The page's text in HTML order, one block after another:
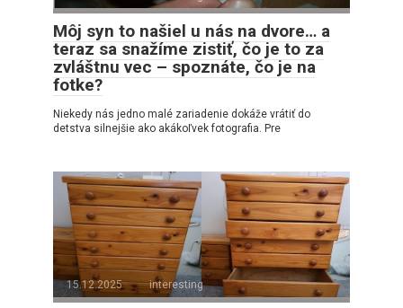
Môj syn to našiel u nás na dvore… a
teraz sa snažíme zistiť, čo je to za
zvláštnu vec – spoznáte, čo je na
fotke?
Niekedy nás jedno malé zariadenie dokáže vrátiť do
detstva silnejšie ako akákoľvek fotografia. Pre
15.12.2025 interesting